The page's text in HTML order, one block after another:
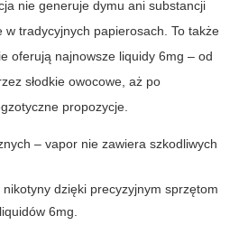
nie generuje dymu ani substancji
tradycyjnych papierosach. To także
oferują najnowsze liquidy 6mg – od
słodkie owocowe, aż po
propozycje.
– vapor nie zawiera szkodliwych
dzięki precyzyjnym sprzętom
6mg.